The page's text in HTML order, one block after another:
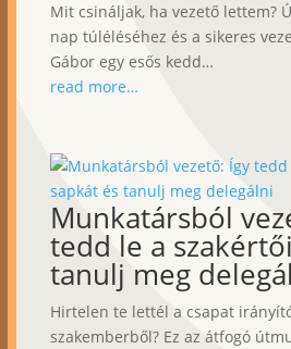
Mit csináljak, ha vezető lettem?
nap túléléséhez és a sikeres
Gábor egy esős kedd…
read more…
Munkatársból
tedd le a
tanulj meg
Hirtelen te lettél a csapat
szakemberből? Ez az átfogó